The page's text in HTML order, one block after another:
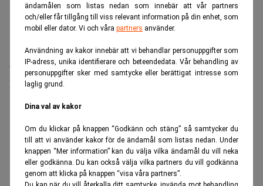
ändamålen som listas nedan som innebär att vår partners
och/eller får tillgång till viss relevant information på din enhet, som
mobil eller dator. Vi och våra partners använder.
Användning av kakor innebär att vi behandlar personuppgifter som
IP-adress, unika identifierare och beteendedata. Vår behandling av
personuppgifter sker med samtycke eller berättigat intresse som
laglig grund.
Dina val av kakor
Om du klickar på knappen “Godkänn och stäng” så samtycker du
till att vi använder kakor för de ändamål som listas nedan. Under
knappen “Mer information” kan du välja vilka ändamål du vill neka
eller godkänna. Du kan också välja vilka partners du vill godkänna
genom att klicka på knappen “visa våra partners”.
redan beviljats tillstånd enligt lagen om bank- och
finansieringsrörelse, eller som lämnat in sin ansökan i tid,
fortsätta att ge ut eller förmedla krediter till konsumenter.
Övriga måste inleda sin avveckling.
Missa inte:Efter MedMera-köpet: Morrow kan tänkas
sälja. Realtid
När Realtid i mars
Brixos marknadschefZhenggang Yuatt maximalt 5–10
bolag skulle ta steget.
Facit blev något högre. Av det femtiotal